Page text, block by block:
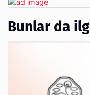
Bunlar da